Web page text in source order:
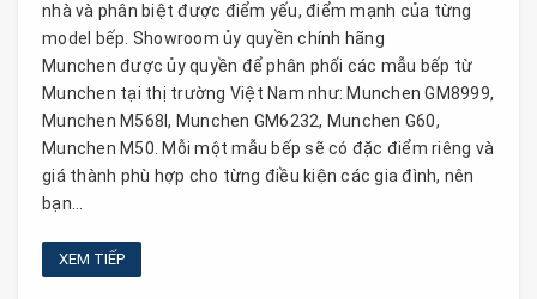
nhà và phân biệt được điểm yếu, điểm mạnh của từng
model bếp. Showroom ủy quyền chính hãng
Munchen được ủy quyền để phân phối các mẫu bếp từ
Munchen tại thị trường Việt Nam như: Munchen GM8999,
Munchen M568I, Munchen GM6232, Munchen G60,
Munchen M50. Mỗi một mẫu bếp sẽ có đặc điểm riêng và
giá thành phù hợp cho từng điều kiện các gia đình, nên
bạn...
XEM TIẾP